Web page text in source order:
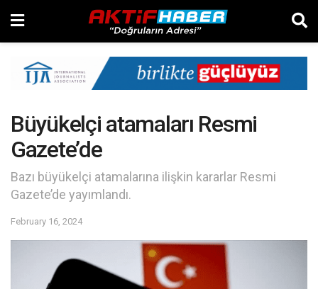
Büyükelçi atamaları Resmi
Gazete’de
Bazı büyükelçi atamalarına ilişkin kararlar Resmi
Gazete’de yayımlandı.
February 16, 2024